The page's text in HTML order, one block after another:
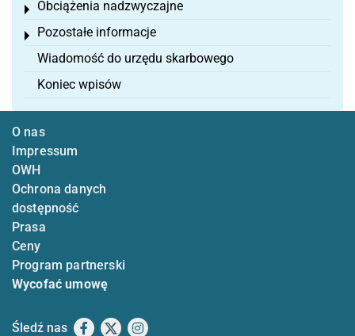
Obciążenia nadzwyczajne
Toggle menu
Pozostałe informacje
Toggle menu
Wiadomość do urzędu skarbowego
Koniec wpisów
O nas
Impressum
OWH
Ochrona danych
dostępność
Prasa
Ceny
Program partnerski
Wycofać umowę
Śledź nas Facebook
X Instagram